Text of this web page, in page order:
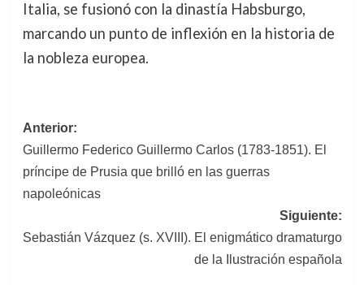
Italia, se fusionó con la dinastía Habsburgo,
marcando un punto de inflexión en la historia de
la nobleza europea.
Navegación
de
entradas
Anterior:
Guillermo Federico Guillermo Carlos (1783-1851). El
príncipe de Prusia que brilló en las guerras
napoleónicas
Siguiente:
Sebastián Vázquez (s. XVIII). El enigmático dramaturgo
de la Ilustración española